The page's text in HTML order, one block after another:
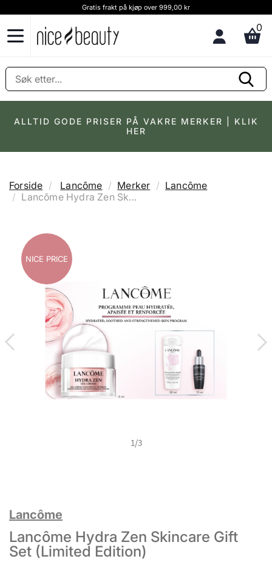
Gratis frakt på kjøp over 999,00 kr
0
ALLTID GODE PRISER PÅ VAKRE MERKER | KLIK
HER
Forside Lancôme Merker
Lancôme
Lancôme Hydra Zen Sk...
NICE PRICE
NICE PRICE
NICE PRICE
1/3
Lancôme
Lancôme Hydra Zen Skincare Gift
Set (Limited Edition)